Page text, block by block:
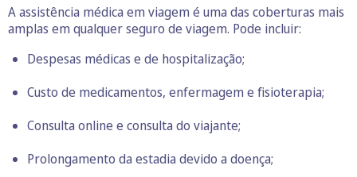
A assistência médica em viagem é uma das coberturas mais
amplas em qualquer seguro de viagem. Pode incluir:
Despesas médicas e de hospitalização;
Custo de medicamentos, enfermagem e fisioterapia;
Consulta online e consulta do viajante;
Prolongamento da estadia devido a doença;